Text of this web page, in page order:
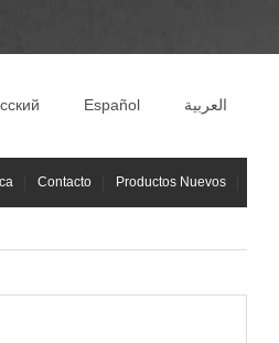
Español العربية
Contacto Productos Nuevos